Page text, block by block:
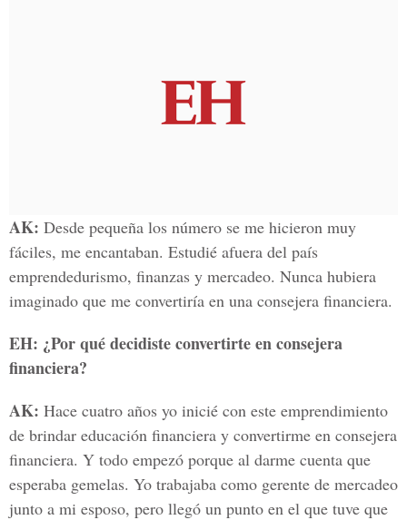
AK: Desde pequeña los número se me hicieron muy
fáciles, me encantaban. Estudié afuera del país
emprendedurismo, finanzas y mercadeo. Nunca hubiera
imaginado que me convertiría en una consejera financiera.
EH: ¿Por qué decidiste convertirte en consejera
financiera?
AK: Hace cuatro años yo inicié con este emprendimiento
de brindar educación financiera y convertirme en consejera
financiera. Y todo empezó porque al darme cuenta que
esperaba gemelas. Yo trabajaba como gerente de mercadeo
junto a mi esposo, pero llegó un punto en el que tuve que